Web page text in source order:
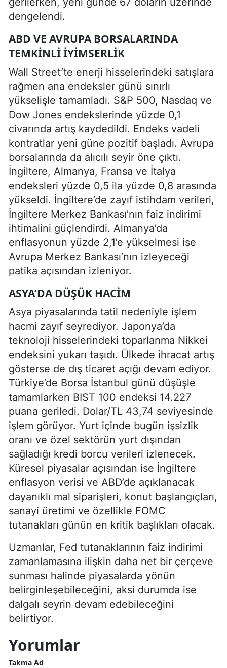
dengelendi.
ABD VE AVRUPA BORSALARINDA
TEMKINLI IYIMSERLIK
Wall Street’te enerji hisselerindeki satışlara
rağmen ana endeksler günü sınırlı
yükselişle tamamladı. S&P 500, Nasdaq ve
Dow Jones endekslerinde yüzde 0,1
civarında artış kaydedildi. Endeks vadeli
kontratlar yeni güne pozitif başladı. Avrupa
borsalarında da alıcılı seyir öne çıktı.
İngiltere, Almanya, Fransa ve İtalya
endeksleri yüzde 0,5 ila yüzde 0,8 arasında
yükseldi. İngiltere’de zayıf istihdam verileri,
İngiltere Merkez Bankası’nın faiz indirimi
ihtimalini güçlendirdi. Almanya’da
enflasyonun yüzde 2,1’e yükselmesi ise
Avrupa Merkez Bankası’nın izleyeceği
patika açısından izleniyor.
ASYA’DA DÜŞÜK HACIM
Asya piyasalarında tatil nedeniyle işlem
hacmi zayıf seyrediyor. Japonya’da
teknoloji hisselerindeki toparlanma Nikkei
endeksini yukarı taşıdı. Ülkede ihracat artış
gösterse de dış ticaret açığı devam ediyor.
Türkiye’de Borsa İstanbul günü düşüşle
tamamlarken BIST 100 endeksi 14.227
puana geriledi. Dolar/TL 43,74 seviyesinde
işlem görüyor. Yurt içinde bugün işsizlik
oranı ve özel sektörün yurt dışından
sağladığı kredi borcu verileri izlenecek.
Küresel piyasalar açısından ise İngiltere
enflasyon verisi ve ABD’de açıklanacak
dayanıklı mal siparişleri, konut başlangıçları,
sanayi üretimi ve özellikle FOMC
tutanakları günün en kritik başlıkları olacak.
Uzmanlar, Fed tutanaklarının faiz indirimi
zamanlamasına ilişkin daha net bir çerçeve
sunması halinde piyasalarda yönün
belirginleşebileceğini, aksi durumda ise
dalgalı seyrin devam edebileceğini
belirtiyor.
Yorumlar
Takma Ad